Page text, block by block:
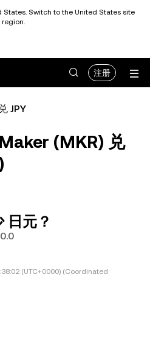
States. Switch to the United States site
注册
JPY
(MKR) 兑
日元？
(UTC+0000) (Coordinated